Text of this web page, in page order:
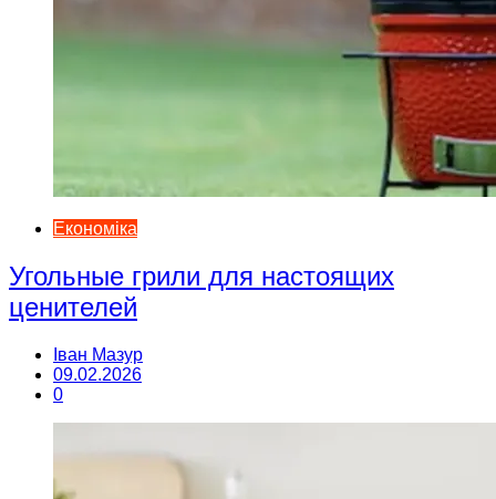
Економіка
Угольные грили для настоящих
ценителей
Іван Мазур
09.02.2026
0